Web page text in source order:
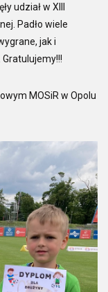
udział w XIII
Padło wiele
jak i
MOSiR w Opolu